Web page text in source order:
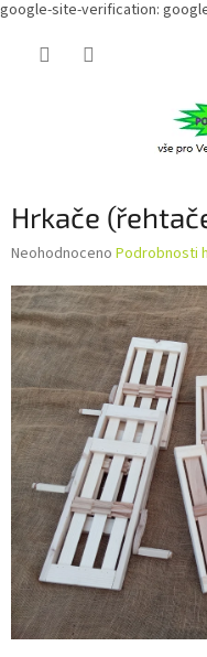
google-site-verification:
Hrkače
Průměrné
produktu
je
0,0
z
5
hvězdiček.
Neohodnoceno Podrobnosti